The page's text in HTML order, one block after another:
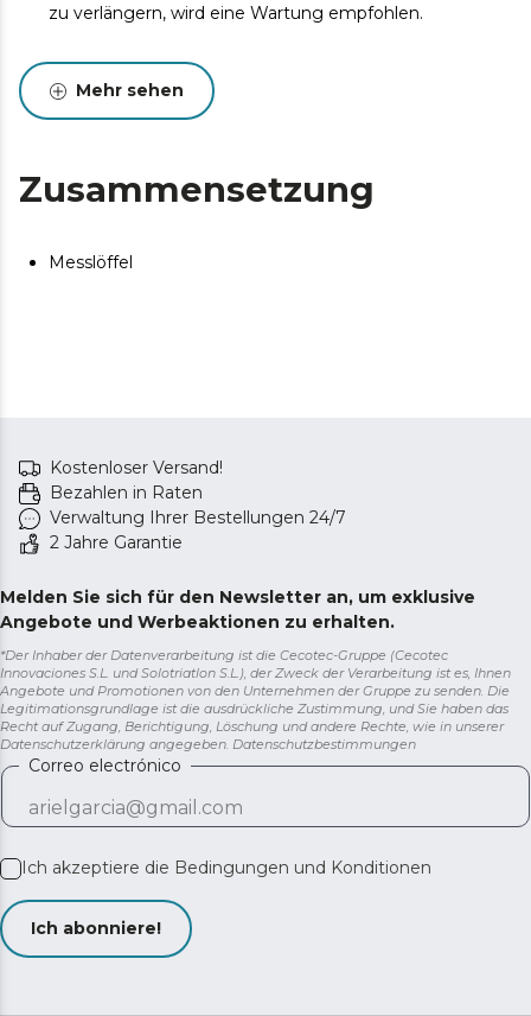
zu verlängern, wird eine Wartung empfohlen.
Mehr sehen
Zusammensetzung
Messlöffel
Kostenloser Versand!
Bezahlen in Raten
Verwaltung Ihrer Bestellungen 24/7
2 Jahre Garantie
Melden Sie sich für den Newsletter an, um exklusive
Angebote und Werbeaktionen zu erhalten.
*Der Inhaber der Datenverarbeitung ist die Cecotec-Gruppe (Cecotec
Innovaciones S.L. und Solotriatlon S.L.), der Zweck der Verarbeitung ist es, Ihnen
Angebote und Promotionen von den Unternehmen der Gruppe zu senden. Die
Legitimationsgrundlage ist die ausdrückliche Zustimmung, und Sie haben das
Recht auf Zugang, Berichtigung, Löschung und andere Rechte, wie in unserer
Datenschutzerklärung angegeben. Datenschutzbestimmungen
Correo electrónico
Ich akzeptiere die Bedingungen und Konditionen
Ich abonniere!